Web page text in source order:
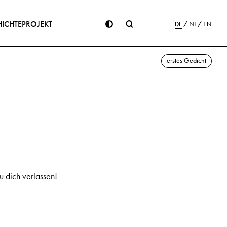
PROJEKT DE NL EN
erstes Gedicht
dich verlassen!